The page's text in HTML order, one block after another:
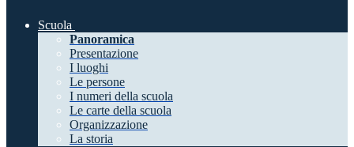
Scuola
Panoramica
Presentazione
I luoghi
Le persone
I numeri della scuola
Le carte della scuola
Organizzazione
La storia